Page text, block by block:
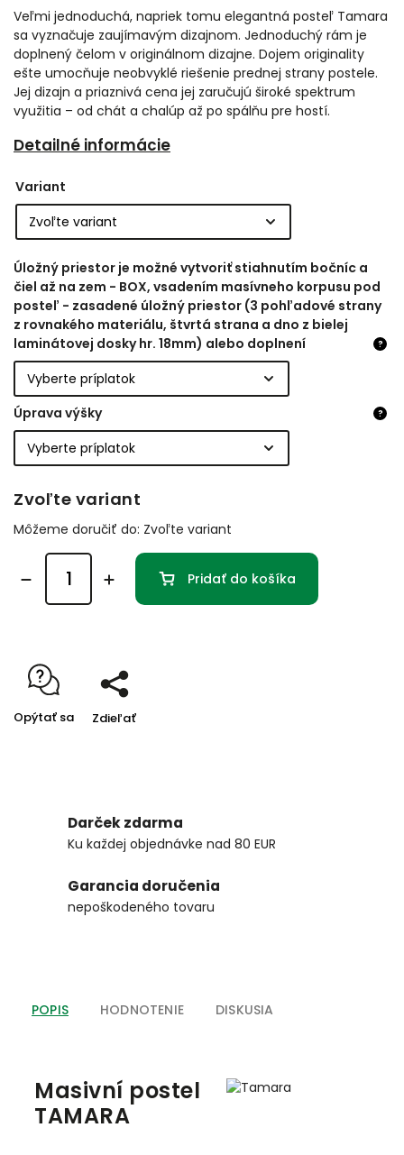
Veľmi jednoduchá, napriek tomu elegantná posteľ Tamara
sa vyznačuje zaujímavým dizajnom. Jednoduchý rám je
doplnený čelom v originálnom dizajne. Dojem originality
ešte umocňuje neobvyklé riešenie prednej strany postele.
Jej dizajn a priaznivá cena jej zaručujú široké spektrum
využitia – od chát a chalúp až po spálňu pre hostí.
Detailné informácie
Variant
Úložný priestor je možné vytvoriť stiahnutím bočníc a
čiel až na zem - BOX, vsadením masívneho korpusu pod
posteľ - zasadené úložný priestor (3 pohľadové strany
z rovnakého materiálu, štvrtá strana a dno z bielej
laminátovej dosky hr. 18mm) alebo doplnení
?
Úprava výšky ?
Zvoľte variant
Môžeme doručiť do: Zvoľte variant
Pridať do košíka
Opýtať sa Zdieľať
Darček zdarma
Ku každej objednávke nad 80 EUR
Garancia doručenia
nepoškodeného tovaru
POPIS HODNOTENIE DISKUSIA
Masivní postel
TAMARA